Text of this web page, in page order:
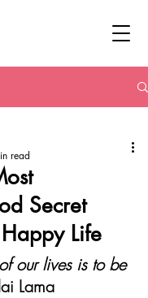
Secret
Life
read
our lives is to be
Lama